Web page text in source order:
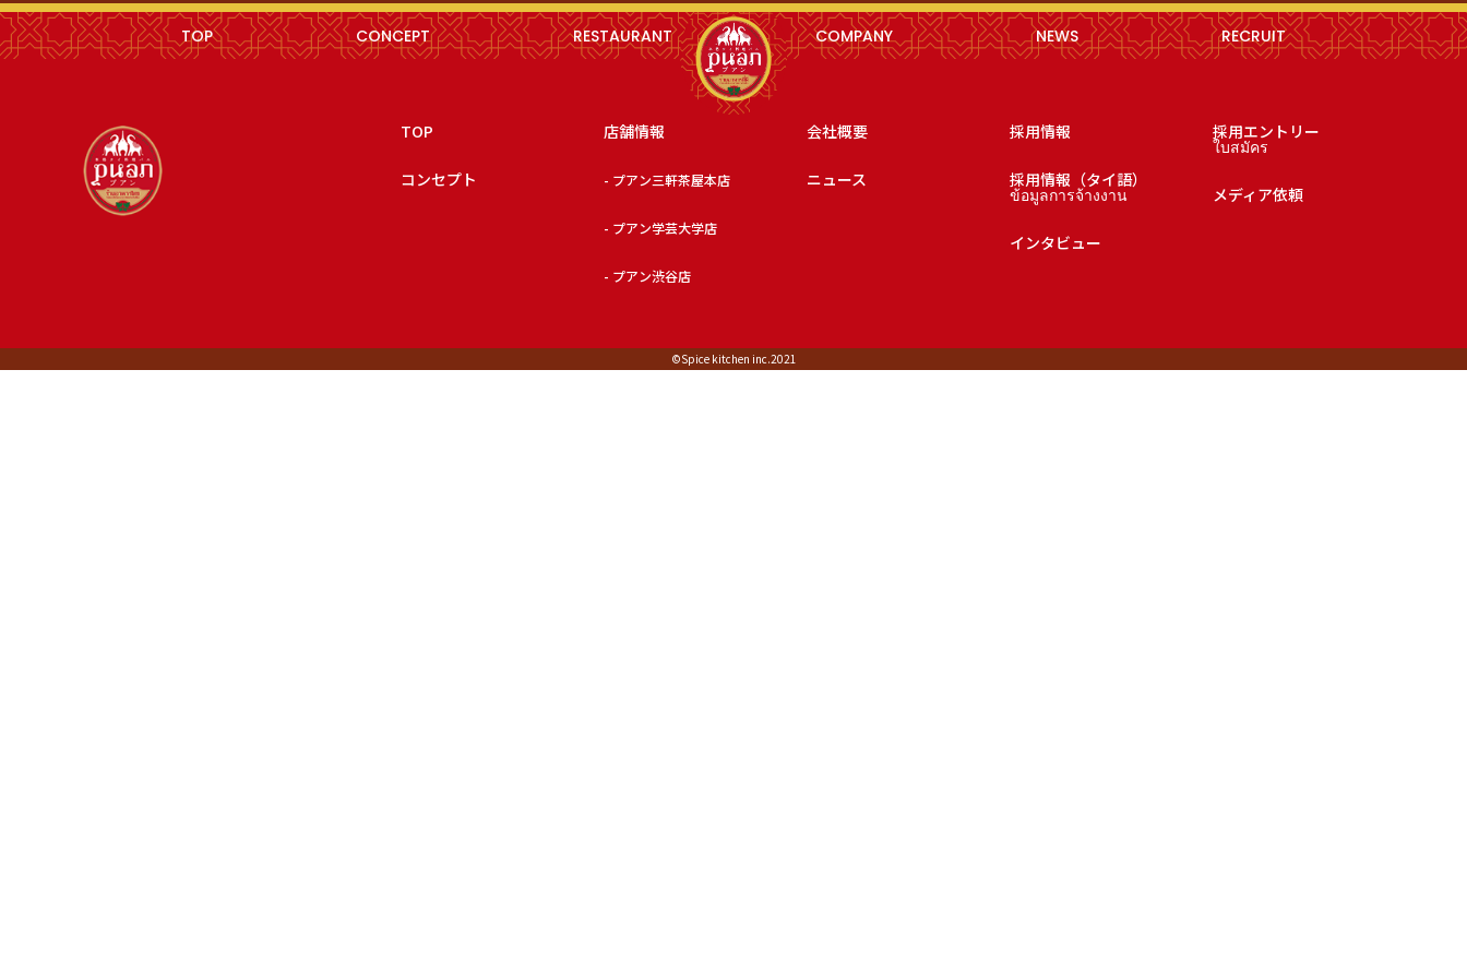
TOP CONCEPT RESTAURANT COMPANY NEWS RECRUIT
TOP
コンセプト
店舗情報
- プアン三軒茶屋本店
- プアン学芸大学店
- プアン渋谷店
会社概要
ニュース
採用情報
採用情報（タイ語）
ข้อมูลการจ้างงาน
インタビュー
採用エントリー
ใบสมัคร
メディア依頼
©︎Spice kitchen inc.2021